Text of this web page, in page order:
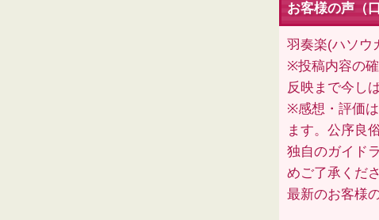
お客様の声（
羽奏楽(ハソウ
※投稿内容の
反映まで今し
※感想・評価
ます。公序良
独自のガイド
めご了承くださ
最新のお客様